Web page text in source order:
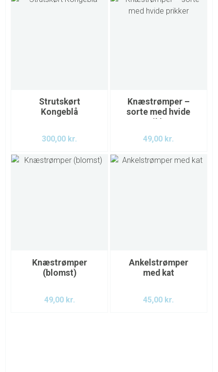
Strutskørt
Kongeblå
300,00 kr.
Knæstrømper –
sorte med hvide
49,00 kr.
Knæstrømper
(blomst)
49,00 kr.
Ankelstrømper
med kat
45,00 kr.